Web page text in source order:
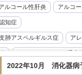
ルコール性肝炎 アルコ
知症
肺アスペルギルス症 ア
ンスリノーマ インピーダ
2022年10月 消化器病